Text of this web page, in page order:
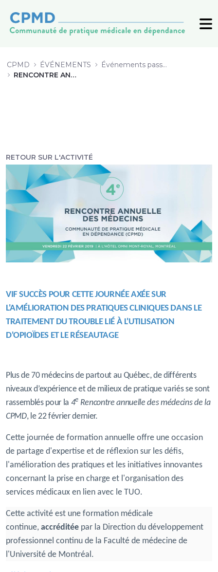
CPMD ÉVÉNEMENTS
Événements passés (archive)
RENCONTRE ANNUELLE 2019
RETOUR SUR L'ACTIVITÉ
VIF SUCCÈS POUR CETTE JOURNÉE AXÉE SUR
L'AMÉLIORATION DES PRATIQUESCLINIQUESDANS LE
TRAITEMENT DU TROUBLE LIÉ À L'UTILISATION
D'OPIOÏDES ET LE RÉSEAUTAGE
Plus de 70 médecins de partout au Québec, de différents
niveaux d’expérience et de milieux de pratique variés se sont
rassemblés pour la 4e Rencontre annuelle des médecins de la
CPMD, le 22 février dernier.
Cette journée de formation annuelle offre une occasion
de partage d'expertise et de réflexion sur les défis,
l'amélioration des pratiques et les initiatives innovantes
concernant la prise en charge et l'organisation des
services médicaux en lien avec le TUO.
Cette activité est une formation médicale
continue, accréditée par la Direction du développement
professionnel continu de la Faculté de médecine de
l'Université de Montréal.